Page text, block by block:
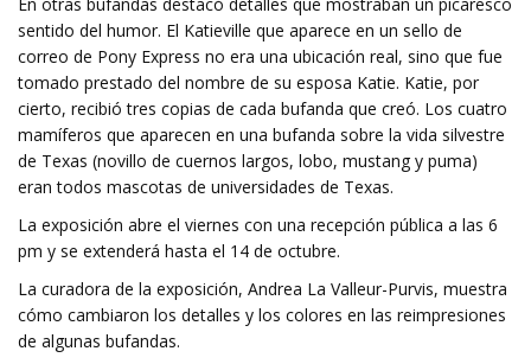
sentido del humor. El Katieville que aparece en un sello de
correo de Pony Express no era una ubicación real, sino que fue
tomado prestado del nombre de su esposa Katie. Katie, por
cierto, recibió tres copias de cada bufanda que creó. Los cuatro
mamíferos que aparecen en una bufanda sobre la vida silvestre
de Texas (novillo de cuernos largos, lobo, mustang y puma)
eran todos mascotas de universidades de Texas.
La exposición abre el viernes con una recepción pública a las 6
pm y se extenderá hasta el 14 de octubre.
La curadora de la exposición, Andrea La Valleur-Purvis, muestra
cómo cambiaron los detalles y los colores en las reimpresiones
de algunas bufandas.